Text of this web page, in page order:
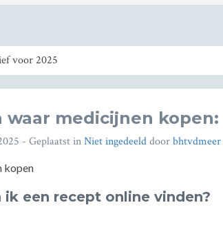
voor 2025
waar medicijnen
- Geplaatst inNiet ingedeelddoorbhtvdmeer
ik een recept online vinden?